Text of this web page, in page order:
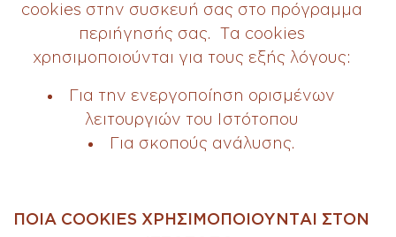
cookies στην συσκευή σας στο πρόγραμμα
περιήγησής σας. Τα cookies
χρησιμοποιούνται για τους εξής λόγους:
Για την ενεργοποίηση ορισμένων
λειτουργιών του Ιστότοπου
Για σκοπούς ανάλυσης.
ΠΟΙΑ COOKIES ΧΡΗΣΙΜΟΠΟΙΟΥΝΤΑΙ ΣΤΟΝ